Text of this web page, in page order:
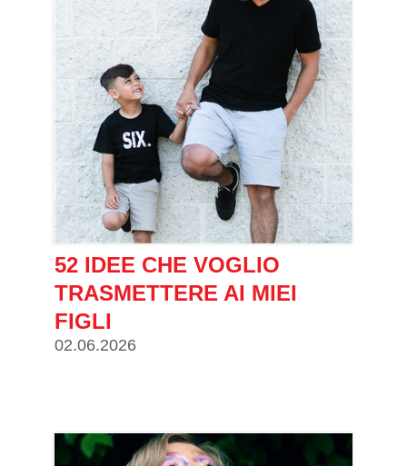
52 IDEE CHE VOGLIO
TRASMETTERE AI MIEI
FIGLI
02.06.2026